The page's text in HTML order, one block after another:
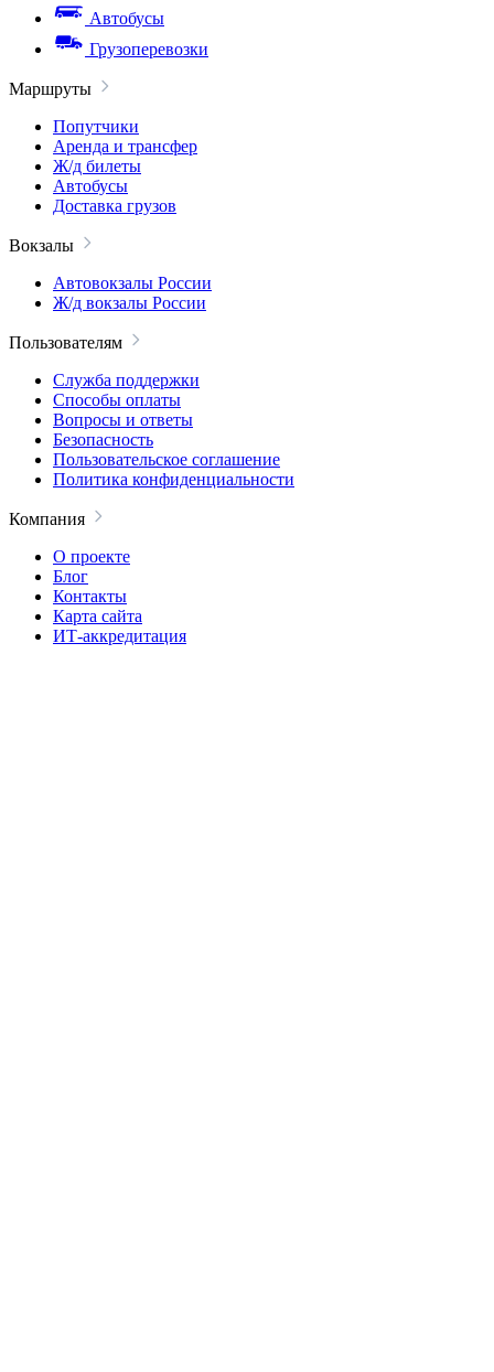
Автобусы
Грузоперевозки
Маршруты
Попутчики
Аренда и трансфер
Ж/д билеты
Автобусы
Доставка грузов
Вокзалы
Автовокзалы России
Ж/д вокзалы России
Пользователям
Служба поддержки
Способы оплаты
Вопросы и ответы
Безопасность
Пользовательское соглашение
Политика конфиденциальности
Компания
О проекте
Блог
Контакты
Карта сайта
ИТ-аккредитация